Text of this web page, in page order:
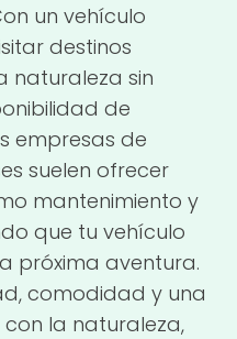
un vehículo
destinos
naturaleza sin
de
empresas de
suelen ofrecer
mantenimiento y
que tu vehículo
próxima aventura.
comodidad y una
la naturaleza,